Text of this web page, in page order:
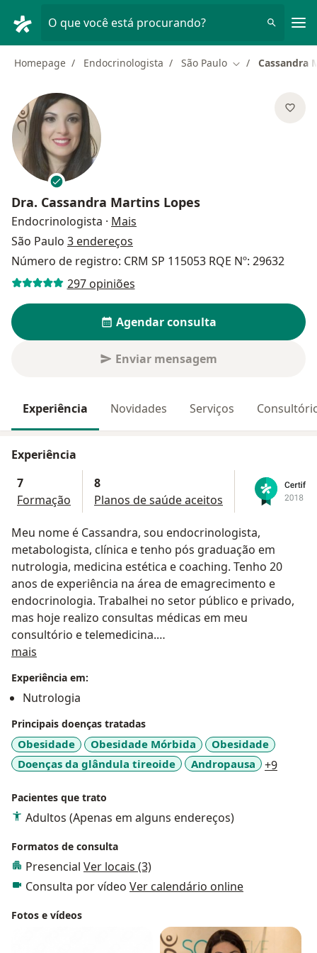
O que você está procurando?
Homepage Endocrinologista São Paulo Mudar de cidade
Cassandra
Dra. Cassandra Martins Lopes
Endocrinologista · Mais
São Paulo 3 endereços
Número de registro: CRM SP 115053 RQE Nº: 29632
297 opiniões
Agendar consulta
Enviar mensagem
Experiência Novidades Serviços
Experiência
7
Formação
8
Planos de saúde aceitos
Meu nome é Cassandra, sou endocrinologista,
metabologista, clínica e tenho pós graduação em
nutrologia, medicina estética e coaching. Tenho 20
anos de experiência na área de emagrecimento e
endocrinologia. Trabalhei no setor público e privado,
mas hoje realizo consultas médicas em meu
consultório e telemedicina.
Sou fundadora da Clínica Soulleve e do Programa de
Emagrecimento Soulleve que engloba consultas
frequentes em endocrinologia/nutrologia,
acompanhamento por bioimpedância, orientação
alimentar personalizada, estratégias de coaching e
tratamentos estéticos para remodelamento corporal.
Como a tecnologia pós pandemia revolucionou a
forma de cuidados com a saúde, criei o Programa de
ofertados na consulta presencial possam ser
entregues à distância com a mesma qualidade.
mais
Experiência em:
Nutrologia
Principais doenças tratadas
Obesidade Obesidade Mórbida
Obesidade
Doenças da glândula tireoide
Andropausa +9
Pacientes que trato
Adultos (Apenas em alguns endereços)
Formatos de consulta
Presencial Ver locais (3)
Consulta por vídeo Ver calendário online
Fotos e vídeos